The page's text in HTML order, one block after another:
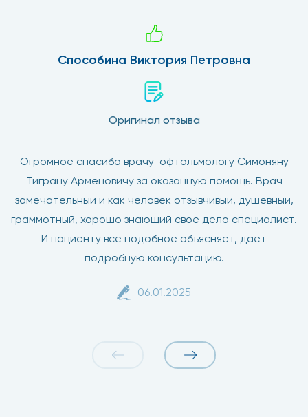
Способина Виктория Петровна
Оригинал отзыва
Огромное спасибо врачу-офтольмологу Симоняну
Тиграну Арменовичу за оказанную помощь. Врач
замечательный и как человек отзывчивый, душевный,
граммотный, хорошо знающий свое дело специалист.
И пациенту все подобное объясняет, дает
подробную консультацию.
06.01.2025